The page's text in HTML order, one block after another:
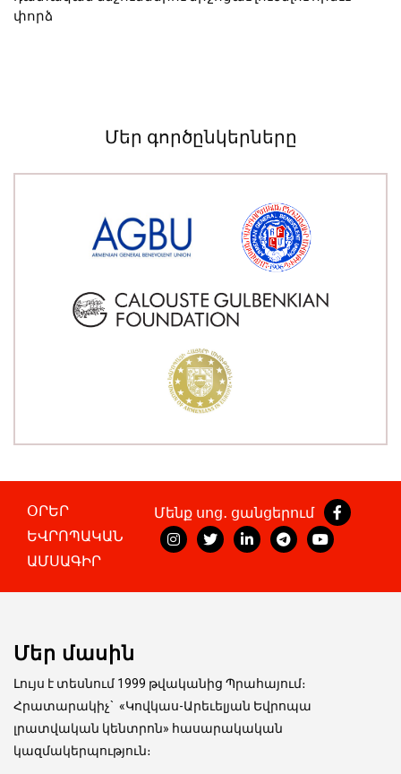
փորձ
Մեր գործընկերները
ՕՐԵՐ
ԵՎՐՈՊԱԿԱՆ
ԱՄՍԱԳԻՐ
Մենք սոց․ ցանցերում
Մեր մասին
Լույս է տեսնում 1999 թվականից Պրահայում։
Հրատարակիչ` «Կովկաս-Արեւելյան Եվրոպա
լրատվական կենտրոն» հասարակական
կազմակերպություն։